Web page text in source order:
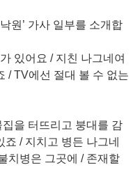
원’ 가사 일부를 소개합
있어요 / 지친 나그네여
/ TV에선 절대 볼 수 없는
을 터뜨리고 붕대를 감
/ 지치고 병든 나그네
치병은 그곳에 / 존재할